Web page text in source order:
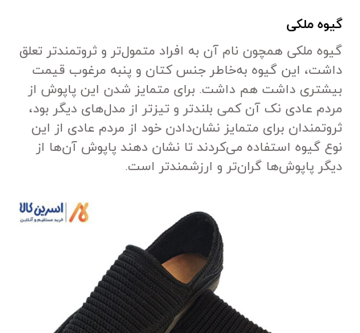
گیوه ملکی
گیوه ملکی همچون نام آن به افراد متمول‌تر و ثروتمندتر تعلق
داشت، این گیوه به‌خاطر جنس کتان و پنبه مرغوب قیمت
بیشتری داشت هم داشت. برای متمایز شدن این پاپوش از
مردم عادی نک آن کمی بلند‌تر و تیز‌تر از مدل‌های دیگر بود،
ثروتمندان برای متمایز نشان‌دادن خود از مردم عادی از این
نوع گیوه استفاده می‌کردند تا نشان دهند پاپوش آن‌ها از
دیگر پاپوش‌ها گران‌تر و ارزشمندتر است.